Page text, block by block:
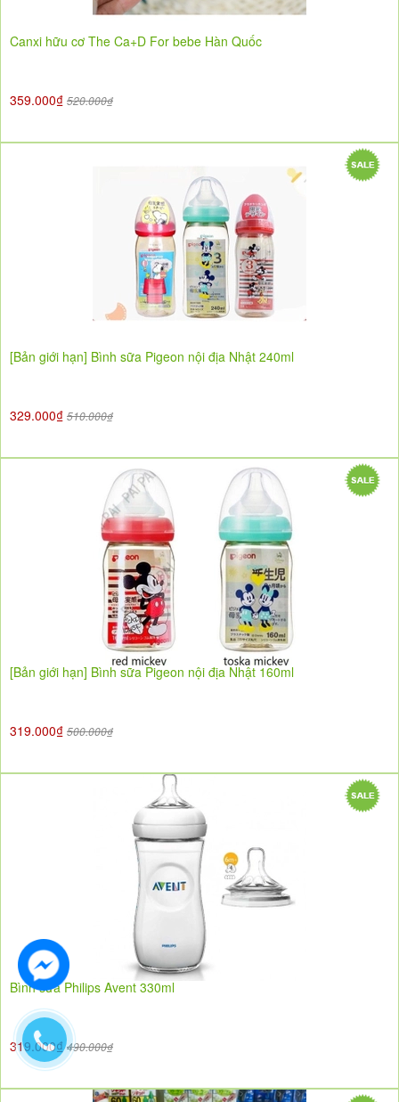
Canxi hữu cơ The Ca+D For bebe Hàn Quốc
359.000₫ 520.000₫
[Bản giới hạn] Bình sữa Pigeon nội địa Nhật 240ml
329.000₫ 510.000₫
[Bản giới hạn] Bình sữa Pigeon nội địa Nhật 160ml
319.000₫ 500.000₫
Bình sữa Philips Avent 330ml
319.000₫490.000₫